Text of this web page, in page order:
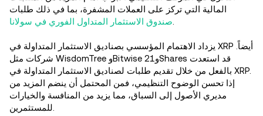
المالية التي تركز على العملات المشفرة، بما في ذلك طلبات
صندوق الاستثمار المتداول الفوري في سولانا
يزداد الاهتمام المؤسسي بصناديق الاستثمار المتداولة في XRP أيضاً.
شركات مثل WisdomTree وBitwise و21Shares قد استعدت
بالفعل من خلال تقديم طلبات لصناديق الاستثمار المتداولة في XRP.
إذا تحسن الوضوح التنظيمي، فمن المحتمل أن ينضم المزيد من
مديري الأصول إلى السباق، مما يزيد من المنافسة والخيارات